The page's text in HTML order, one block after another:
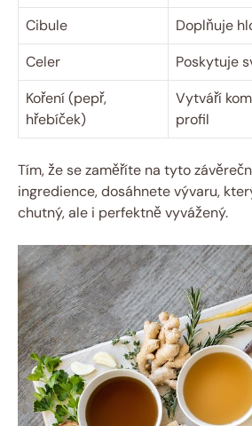
Cibule
Doplňuje
Celer
Poskytuje
Koření (pepř,
hřebíček)
Vytváří
profil
Tím, že se zaměříte na tyto
ingredience, dosáhnete vývaru,
chutný, ale i perfektně vyvážený.